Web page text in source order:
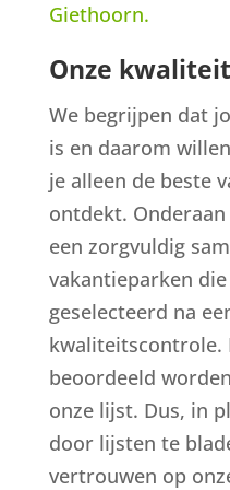
Giethoorn.
Onze
We begrijpen dat
is en daarom
je alleen de beste
ontdekt.
een zorgvuldig
vakantieparken
geselecteerd na
kwaliteitscontrole.
beoordeeld
onze lijst. Dus, in
door lijsten te
vertrouwen op